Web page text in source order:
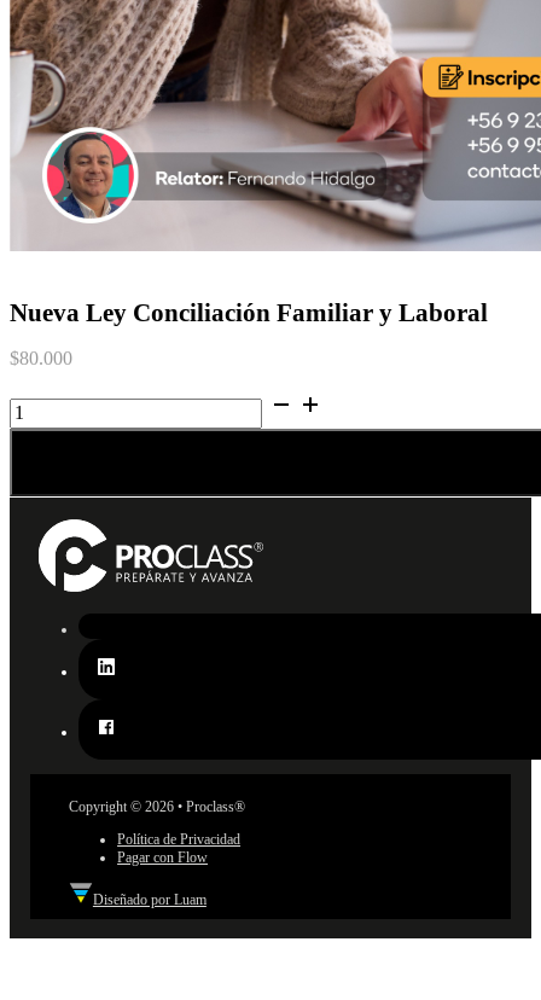
Nueva Ley Conciliación Familiar y Laboral
$80.000
Nueva
Ley
y
Laboral
cantidad
Copyright © 2026 • Proclass®
Política de Privacidad
Pagar con Flow
Diseñado por Luam